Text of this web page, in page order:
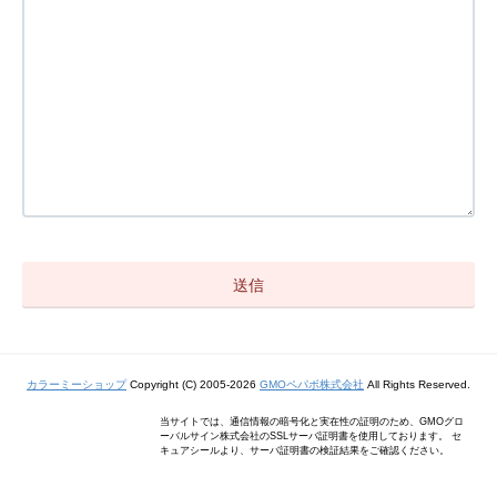
カラーミーショップCopyright (C) 2005-2026 GMOペパボ株式会社 All Rights Reserved.
当サイトでは、通信情報の暗号化と実在性の証明のため、GMOグロ
ーバルサイン株式会社のSSLサーバ証明書を使用しております。 セ
キュアシールより、サーバ証明書の検証結果をご確認ください。